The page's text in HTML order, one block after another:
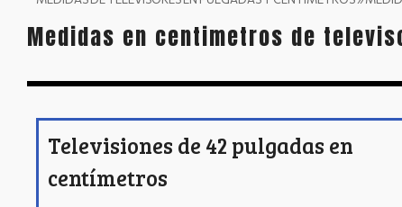
Medidas en centimetros de
Televisiones de 42 pulgadas en
centímetros